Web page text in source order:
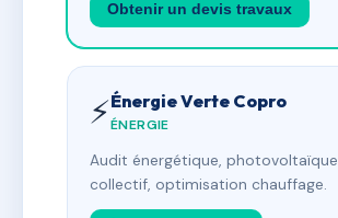
Obtenir un devis travaux
⚡Énergie Verte Copro
ÉNERGIE
Audit énergétique, photovoltaïque
collectif, optimisation chauffage.